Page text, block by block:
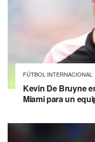
FÚTBOL INTERNACIONAL
Kevin De Bruyne
Miami para un